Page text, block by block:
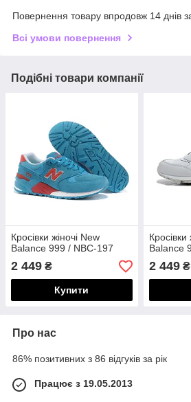
Повернення товару впродовж 14 днів
Всі умови повернення
Подібні товари компанії
Кросівки жіночі New
Balance 999 / NBC-197
2 449 ₴
Купити
Кросівки
Balance
2 449₴
Про нас
86% позитивних з 86 відгуків за рік
Працює з 19.05.2013